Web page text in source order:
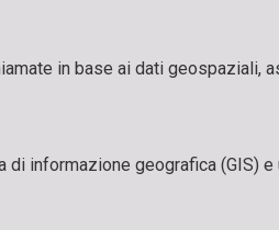
in base ai dati geospaziali,
informazione geografica (GIS)